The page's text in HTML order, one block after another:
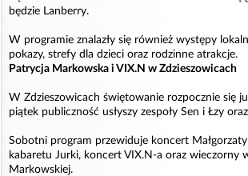
będzie Lanberry.
W programie znalazły się również występy
pokazy, strefy dla dzieci oraz rodzinne atrakcje.
Patrycja Markowska i VIX.N w Zdzieszowicach
W Zdzieszowicach świętowanie rozpocznie się
piątek publiczność usłyszy zespoły Sen i Łzy
Sobotni program przewiduje koncert
kabaretu Jurki, koncert VIX.N-a oraz wieczorny
Markowskiej.